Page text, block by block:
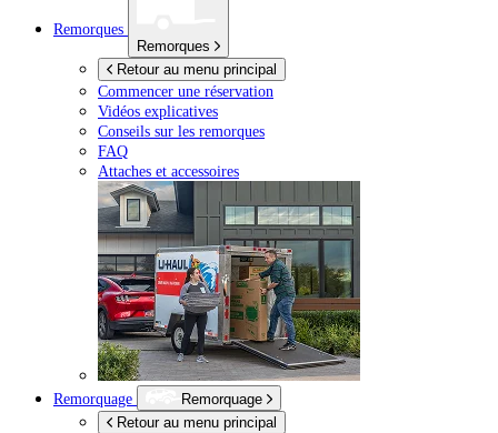
Remorques
Remorques
Retour au menu principal
Commencer une réservation
Vidéos explicatives
Conseils sur les remorques
FAQ
Attaches et accessoires
Remorquage
Remorquage
Retour au menu principal